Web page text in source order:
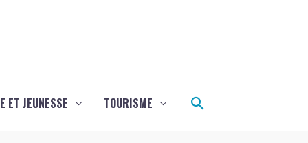
ET JEUNESSE TOURISME Rechercher